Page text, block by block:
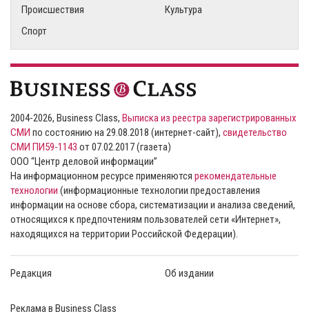
Происшествия
Культура
Спорт
2004-2026, Business Class, Выписка из реестра зарегистрированных
СМИ по состоянию на 29.08.2018 (интернет-сайт), свидетельство
СМИ ПИ59-1143 от 07.02.2017 (газета)
ООО “Центр деловой информации”
На информационном ресурсе применяются рекомендательные
технологии (информационные технологии предоставления
информации на основе сбора, систематизации и анализа сведений,
относящихся к предпочтениям пользователей сети «Интернет»,
находящихся на территории Российской Федерации).
Редакция Об издании
Реклама в Business Class